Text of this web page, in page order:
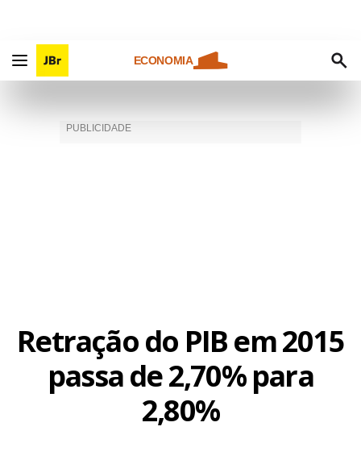
ECONOMIA
Retração do PIB em 2015
passa de 2,70% para
2,80%